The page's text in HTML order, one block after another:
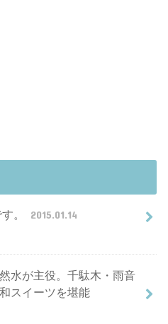
。 2015.01.14
水が主役。千駄木・雨音
スイーツを堪能